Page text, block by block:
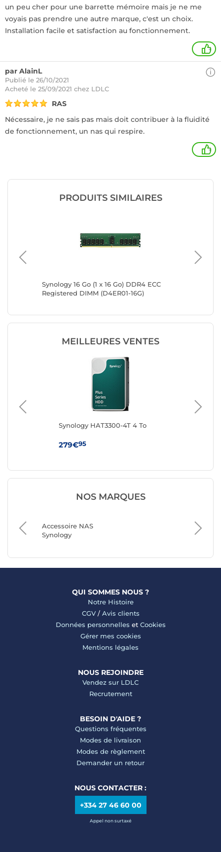
un peu cher pour une barrette mémoire mais je ne me
voyais pas prendre une autre marque, c'est un choix.
Installation facile et satisfaction au fonctionnement.
+
par AlainL
Publié le 26/10/2021
Acheté le 25/09/2021 chez LDLC
RAS
Nécessaire, je ne sais pas mais doit contribuer à la fluidité
de fonctionnement, un nas qui respire.
+
PRODUITS SIMILAIRES
Synology 16 Go (1 x 16 Go) DDR4 ECC
Registered DIMM (D4ER01-16G)
MEILLEURES VENTES
Synology HAT3300-4T 4 To
279€95
NOS MARQUES
Accessoire NAS
Synology
QNAP
QUI SOMMES NOUS ?
Notre Histoire
CGV/ Avis clients
Données personnelles et Cookies
Gérer mes cookies
Mentions légales
NOUS REJOINDRE
Vendez sur LDLC
Recrutement
BESOIN D'AIDE ?
Questions fréquentes
Modes de livraison
Modes de règlement
Demander un retour
NOUS CONTACTER :
+334 27 46 60 00
Appel non surtaxé